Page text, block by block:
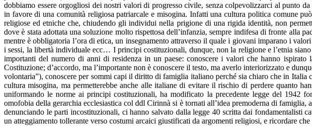
dobbiamo essere orgogliosi dei nostri valori di progresso civile, senza colpevolizzarci al punto
in favore di una comunità religiosa patriarcale e misogina. Infatti una cultura politica comune
religiose ed etniche che, chiudendo gli individui nella prigione di una rigida identità, non
dove è stata adottata una soluzione molto rispettosa dell’infanzia, sempre indifesa di fronte alla
mentre è obbligatoria l’ora di etica, un insegnamento attraverso il quale i giovani imparano i
i sessi, la libertà individuale ecc… I principi costituzionali, dunque, non la religione e l’etnia
importanti del numero di anni di residenza in un paese: conoscere i valori che hanno
Costituzione; d’accordo, ma l’importante non è conoscere il testo, ma averlo interiorizzato e
volontaria”), conoscere per sommi capi il diritto di famiglia italiano perché sia chiaro che in
cultura misogina, ma permetterebbe anche alle italiane di evitare il rischio di perdere quanto
uniformando le norme ai principi costituzionali, ha modificato la precedente legge del 1942
omofobia della gerarchia ecclesiastica col ddl Cirinnà si è tornati all’idea premoderna di
denunciando le parti incostituzionali, ci hanno salvato dalla legge 40 scritta dai fondamentalisti
un atteggiamento tollerante verso costumi arcaici giustificati da argomenti religiosi, e ricordare